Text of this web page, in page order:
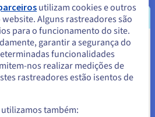
das ofertas de vários
cloud, a Auctores
Sedeada em França, a
fornecedor europeu de
localizado em
Estados Unidos, terá de consultar e
utilizam cookies e outros
Alguns rastreadores são
para o funcionamento do site.
garantir a segurança do
funcionalidades
nos realizar medições de
rastreadores estão isentos de
também: